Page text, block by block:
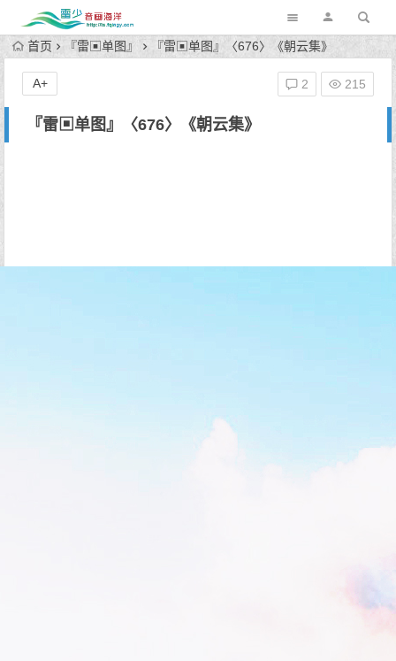
首页 『雷▣单图』 『雷▣单图』〈676〉《朝云集》
『雷▣单图』〈676〉《朝云集》
2 215
A+